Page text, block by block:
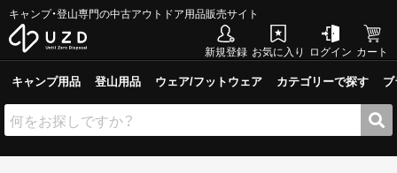
キャンプ・登山専門の中古アウトドア用品販売サイト
新規登録 お気に入り ログイン カート
キャンプ用品 登山用品 ウェア/フットウェア カテゴリーで探す